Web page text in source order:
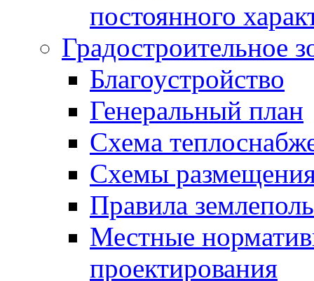
постоянного
Градостроительное
Благоустройство
Генеральный план
Схема
Схемы
Правила
Местные
проектирования